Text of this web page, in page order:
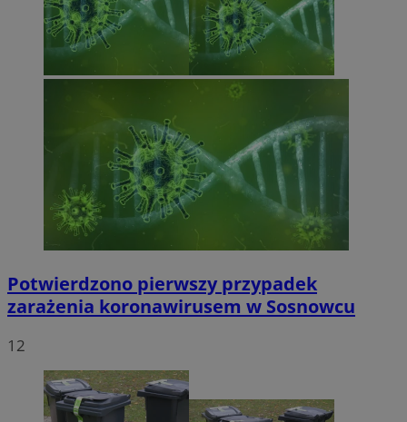
Potwierdzono pierwszy przypadek
zarażenia koronawirusem w Sosnowcu
12